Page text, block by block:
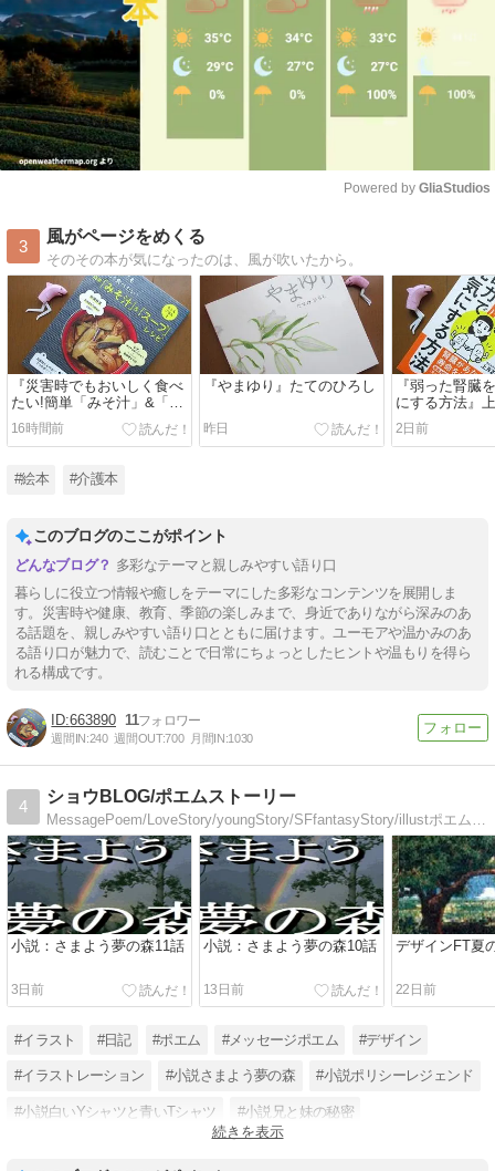
Powered by GliaStudios
3
風がページをめくる
そのその本が気になったのは、風が吹いたから。
『災害時でもおいしく食べ
たい!簡単「みそ汁」&「ス
ープ」レシピ』
16時間前
『やまゆり』たてのひろし
昨日
『弱った腎臓
にする方法』
2日前
#絵本 #介護本
このブログのここがポイント
多彩なテーマと親しみやすい語り口
暮らしに役立つ情報や癒しをテーマにした多彩なコンテンツを展開しま
す。災害時や健康、教育、季節の楽しみまで、身近でありながら深みのあ
る話題を、親しみやすい語り口とともに届けます。ユーモアや温かみのあ
る語り口が魅力で、読むことで日常にちょっとしたヒントや温もりを得ら
れる構成です。
663890 11
週間IN:240 週間OUT:700 月間IN:1030
4
ショウBLOG/ポエムストーリー
MessagePoem/LoveStory/youngStory/SFfantasyStory/illustポエム恋愛学園ファンタジーミステリー小説イラスト
小説：さまよう夢の森11話
3日前
小説：さまよう夢の森10話
13日前
デザインFT夏
22日前
#イラスト #日記 #ポエム #メッセージポエム #デザイン
#イラストレーション #小説さまよう夢の森 #小説ポリシーレジェンド
#小説白いYシャツと青いTシャツ #小説兄と妹の秘密
続きを表示